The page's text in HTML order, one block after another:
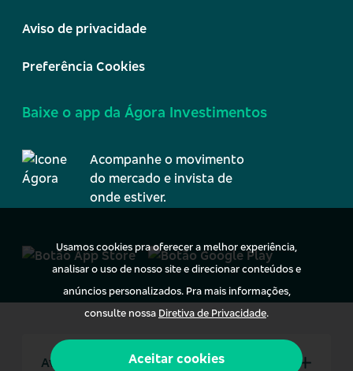
Aviso de privacidade
Preferência Cookies
Baixe o app da Ágora Investimentos
Acompanhe o movimento
do mercado e invista de
onde estiver.
Usamos cookies pra oferecer a melhor experiência,
analisar o uso de nosso site e direcionar conteúdos e
anúncios personalizados. Pra mais informações,
consulte nossa Diretiva de Privacidade.
Aceitar cookies
Aviso Legal